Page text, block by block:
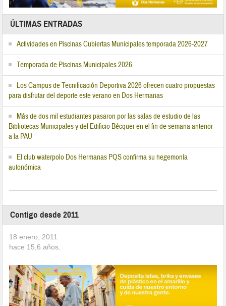
ÚLTIMAS ENTRADAS
Actividades en Piscinas Cubiertas Municipales temporada 2026-2027
Temporada de Piscinas Municipales 2026
Los Campus de Tecnificación Deportiva 2026 ofrecen cuatro propuestas
para disfrutar del deporte este verano en Dos Hermanas
Más de dos mil estudiantes pasaron por las salas de estudio de las
Bibliotecas Municipales y del Edificio Bécquer en el fin de semana anterior
a la PAU
El club waterpolo Dos Hermanas PQS confirma su hegemonía
autonómica
Contigo desde 2011
18 enero, 2011
hace 15,6 años.